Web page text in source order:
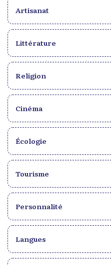
Artisanat
Littérature
Religion
Cinéma
Écologie
Tourisme
Personnalité
Langues